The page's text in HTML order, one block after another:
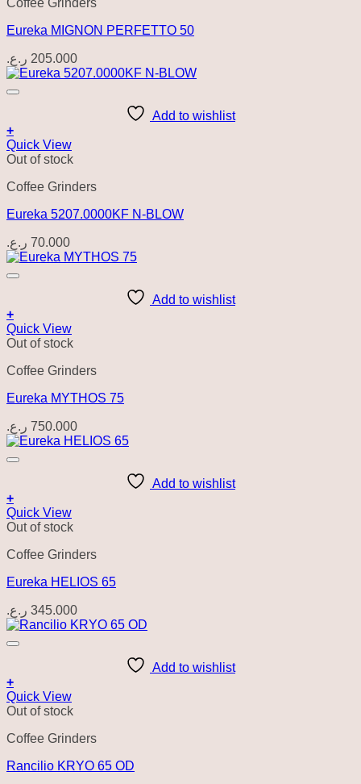
Eureka MIGNON PERFETTO 50
205.000 ر.ع.
Add to wishlist
+
Quick View
Out of stock
Coffee Grinders
Eureka 5207.0000KF N-BLOW
70.000 ر.ع.
Add to wishlist
+
Quick View
Out of stock
Coffee Grinders
Eureka MYTHOS 75
750.000 ر.ع.
Add to wishlist
+
Quick View
Out of stock
Coffee Grinders
Eureka HELIOS 65
345.000 ر.ع.
Add to wishlist
+
Quick View
Out of stock
Coffee Grinders
Rancilio KRYO 65 OD